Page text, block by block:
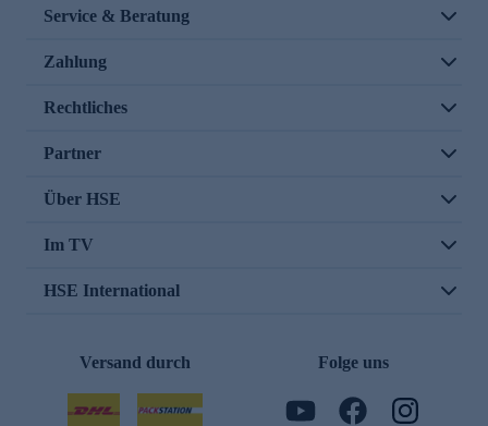
Service & Beratung
Zahlung
Rechtliches
Partner
Über HSE
Im TV
HSE International
Versand durch Folge uns